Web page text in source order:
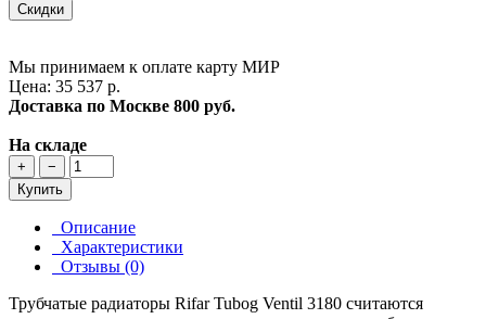
Скидки
Мы принимаем к оплате карту МИР
Цена: 35 537 р.
Доставка по Москве 800 руб.
На складе
+
−
Купить
Описание
Характеристики
Отзывы (0)
Трубчатые радиаторы Rifar Tubog Ventil 3180 считаются